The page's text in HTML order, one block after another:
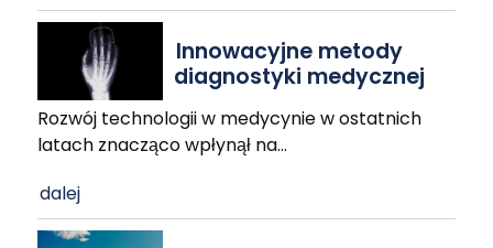
Innowacyjne metody
diagnostyki medycznej
Rozwój technologii w medycynie w ostatnich
latach znacząco wpłynął na…
dalej